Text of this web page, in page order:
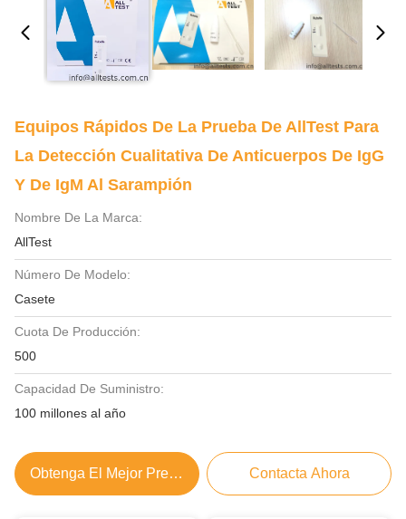
Equipos Rápidos De La Prueba De AllTest Para
La Detección Cualitativa De Anticuerpos De IgG
Y De IgM Al Sarampión
Nombre De La Marca:
AllTest
Número De Modelo:
Casete
Cuota De Producción:
500
Capacidad De Suministro:
100 millones al año
Obtenga El Mejor Precio Contacta Ahora